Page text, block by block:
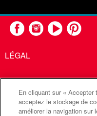
LÉGAL
United Methodist
En cliquant sur «
acceptez le stockage de
améliorer la navigation